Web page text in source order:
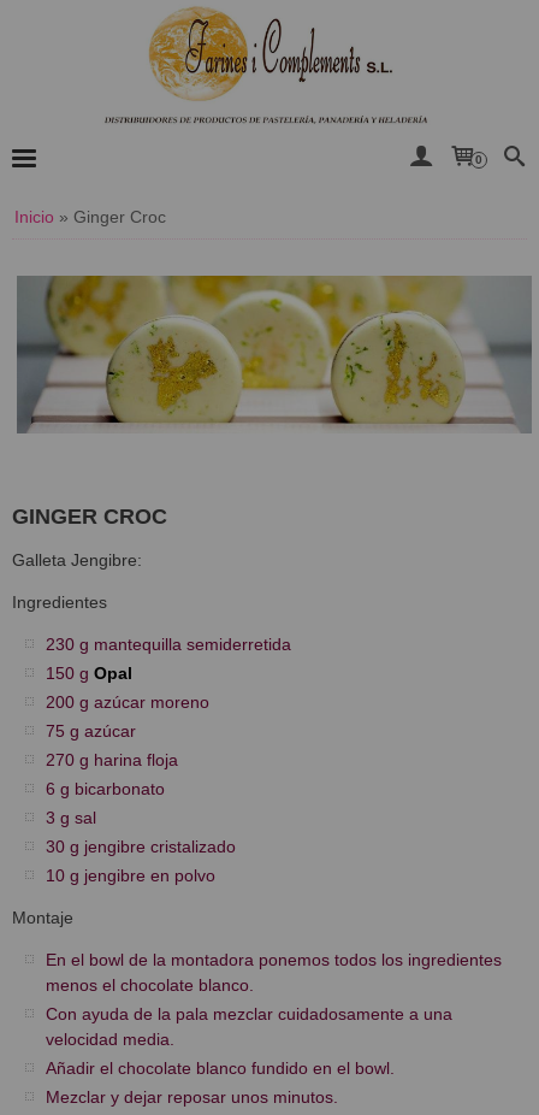
0
Inicio » Ginger Croc
GINGER CROC
Galleta Jengibre:
Ingredientes
230 g mantequilla semiderretida
150 g Opal
200 g azúcar moreno
75 g azúcar
270 g harina floja
6 g bicarbonato
3 g sal
30 g jengibre cristalizado
10 g jengibre en polvo
Montaje
En el bowl de la montadora ponemos todos los ingredientes
menos el chocolate blanco.
Con ayuda de la pala mezclar cuidadosamente a una
velocidad media.
Añadir el chocolate blanco fundido en el bowl.
Mezclar y dejar reposar unos minutos.